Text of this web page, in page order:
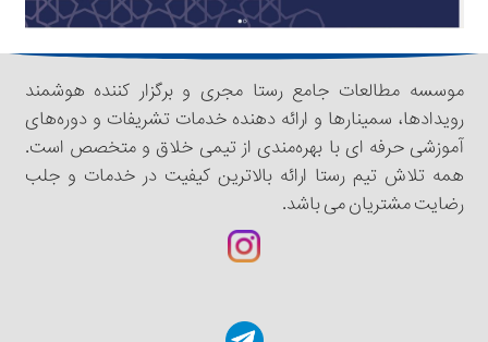
موسسه مطالعات جامع رستا مجری و برگزار کننده هوشمند
رویدادها، سمینار‌‌ها و ارائه دهنده خدمات تشریفات و دوره‌های
آموزشی حرفه ای با بهره‌مندی از تیمی خلاق و متخصص است.
همه تلاش تیم رستا ارائه بالاترین کیفیت در خدمات و جلب
رضایت مشتریان می باشد.